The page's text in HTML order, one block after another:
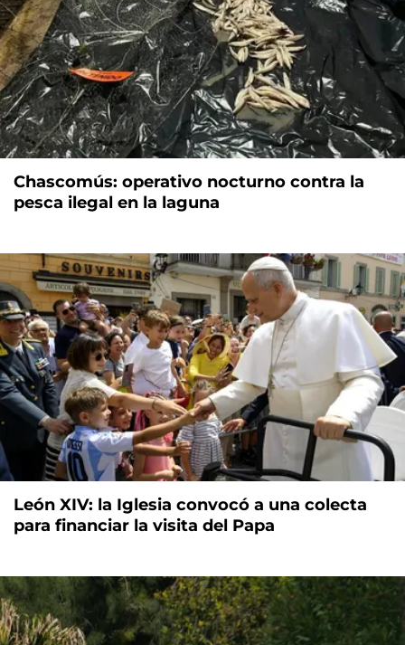
Chascomús: operativo nocturno contra la
pesca ilegal en la laguna
León XIV: la Iglesia convocó a una colecta
para financiar la visita del Papa